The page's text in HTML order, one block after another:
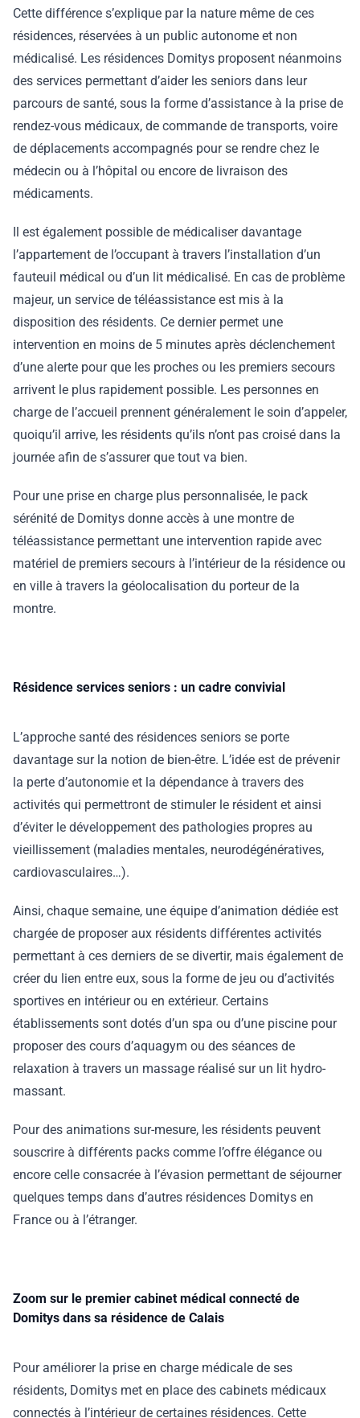
Cette différence s’explique par la nature même de ces
résidences, réservées à un public autonome et non
médicalisé. Les résidences Domitys proposent néanmoins
des services permettant d’aider les seniors dans leur
parcours de santé, sous la forme d’assistance à la prise de
rendez-vous médicaux, de commande de transports, voire
de déplacements accompagnés pour se rendre chez le
médecin ou à l’hôpital ou encore de livraison des
médicaments.
Il est également possible de médicaliser davantage
l’appartement de l’occupant à travers l’installation d’un
fauteuil médical ou d’un lit médicalisé. En cas de problème
majeur, un service de téléassistance est mis à la
disposition des résidents. Ce dernier permet une
intervention en moins de 5 minutes après déclenchement
d’une alerte pour que les proches ou les premiers secours
arrivent le plus rapidement possible. Les personnes en
charge de l’accueil prennent généralement le soin d’appeler,
quoiqu’il arrive, les résidents qu’ils n’ont pas croisé dans la
journée afin de s’assurer que tout va bien.
Pour une prise en charge plus personnalisée, le pack
sérénité de Domitys donne accès à une montre de
téléassistance permettant une intervention rapide avec
matériel de premiers secours à l’intérieur de la résidence ou
en ville à travers la géolocalisation du porteur de la
montre.
Résidence services seniors : un cadre convivial
L’approche santé des résidences seniors se porte
davantage sur la notion de bien-être. L’idée est de prévenir
la perte d’autonomie et la dépendance à travers des
activités qui permettront de stimuler le résident et ainsi
d’éviter le développement des pathologies propres au
vieillissement (maladies mentales, neurodégénératives,
cardiovasculaires…).
Ainsi, chaque semaine, une équipe d’animation dédiée est
chargée de proposer aux résidents différentes activités
permettant à ces derniers de se divertir, mais également de
créer du lien entre eux, sous la forme de jeu ou d’activités
sportives en intérieur ou en extérieur. Certains
établissements sont dotés d’un spa ou d’une piscine pour
proposer des cours d’aquagym ou des séances de
relaxation à travers un massage réalisé sur un lit hydro-
massant.
Pour des animations sur-mesure, les résidents peuvent
souscrire à différents packs comme l’offre élégance ou
encore celle consacrée à l’évasion permettant de séjourner
quelques temps dans d’autres résidences Domitys en
France ou à l’étranger.
Zoom sur le premier cabinet médical connecté de
Domitys dans sa résidence de Calais
Pour améliorer la prise en charge médicale de ses
résidents, Domitys met en place des cabinets médicaux
connectés à l’intérieur de certaines résidences. Cette